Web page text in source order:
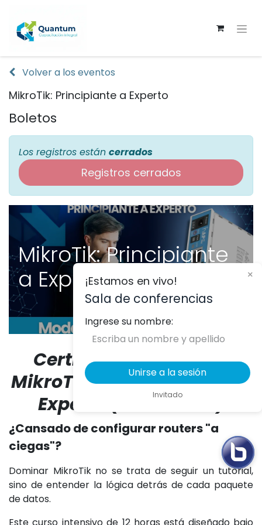
Volver a los eventos
MikroTik: Principiante a Experto
Boletos
Los registros están cerrados
Registros cerrados
MikroTik: Principiante
a Experto
Certificación Práctica
MikroTik: De Principiante a
Experto (LAB Edition)
¿Cansado de configurar routers "a
ciegas"?
Dominar MikroTik no se trata de seguir un tutorial,
sino de entender la lógica detrás de cada paquete
de datos.
¡Estamos en vivo!
Sala de conferencias
×
Ingrese su nombre:
Unirse a la sesión
Invitado